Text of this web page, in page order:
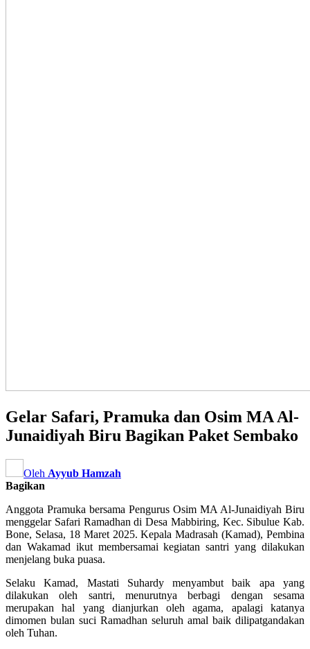
Gelar Safari, Pramuka dan Osim MA Al-
Junaidiyah Biru Bagikan Paket Sembako
Oleh Ayyub Hamzah
Bagikan
Anggota Pramuka bersama Pengurus Osim MA Al-Junaidiyah Biru
menggelar Safari Ramadhan di Desa Mabbiring, Kec. Sibulue Kab.
Bone, Selasa, 18 Maret 2025. Kepala Madrasah (Kamad), Pembina
dan Wakamad ikut membersamai kegiatan santri yang dilakukan
menjelang buka puasa.
Selaku Kamad, Mastati Suhardy menyambut baik apa yang
dilakukan oleh santri, menurutnya berbagi dengan sesama
merupakan hal yang dianjurkan oleh agama, apalagi katanya
dimomen bulan suci Ramadhan seluruh amal baik dilipatgandakan
oleh Tuhan.